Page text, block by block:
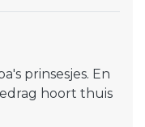
prinsesjes. En
hoort thuis